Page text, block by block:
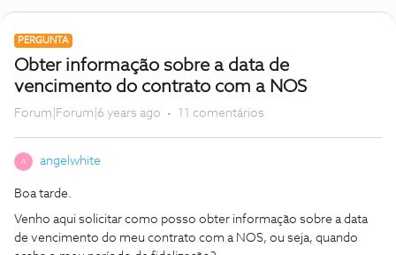
PERGUNTA
Obter informação sobre a data de
vencimento do contrato com a NOS
Forum|Forum|6 years ago 11 comentários
A angelwhite
Boa tarde.
Venho aqui solicitar como posso obter informação sobre a data
de vencimento do meu contrato com a NOS, ou seja, quando